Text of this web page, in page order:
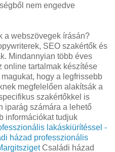
nem engedve
a webszövegek írásán?
SEO szakértők és
Mindannyian több éves
online tartalmak készítése
hogy a legfrissebb
megfelelően alakítsák a
szakértőkkel is
iparág számára a lehető
információkat tudjuk
lakáskiürítéssel -
házad professzionális
Családi házad